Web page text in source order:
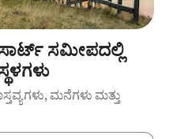
ಸಮೀಪದಲ್ಲಿ
ಮನೆಗಳು ಮತ್ತು